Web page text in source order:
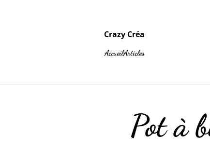
Crazy Créa
AccueilArticles
Pot à